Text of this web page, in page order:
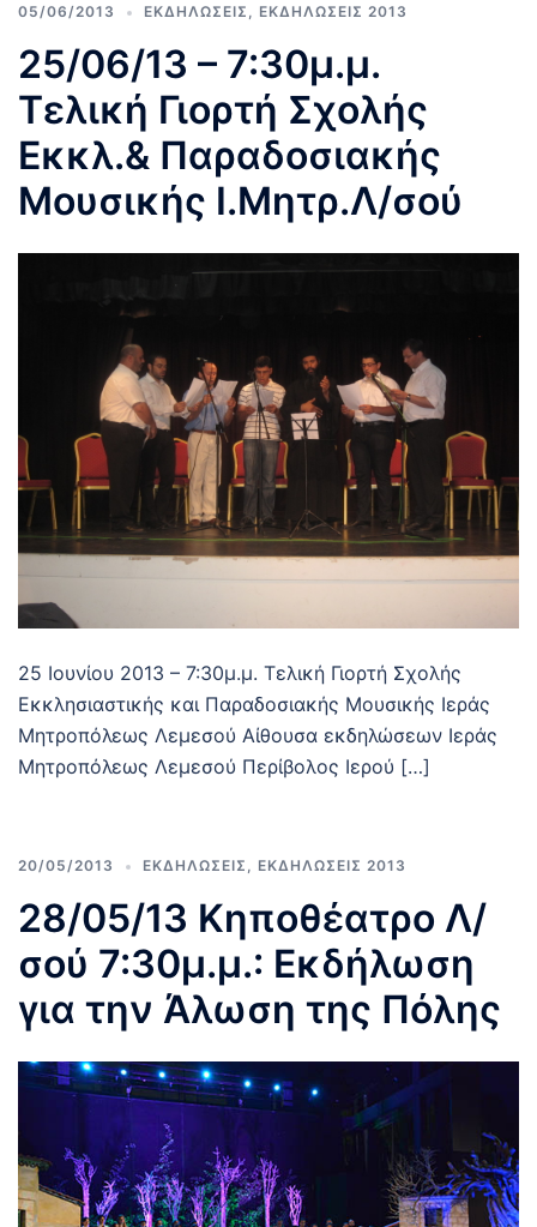
05/06/2013 ΕΚΔΗΛΩΣΕΙΣ ΕΚΔΗΛΩΣΕΙΣ 2013
25/06/13 – 7:30μ.μ.
Τελική Γιορτή Σχολής
Εκκλ.& Παραδοσιακής
Μουσικής Ι.Μητρ.Λ/σού
25 Ιουνίου 2013 – 7:30μ.μ. Τελική Γιορτή Σχολής
Εκκλησιαστικής και Παραδοσιακής Μουσικής Ιεράς
Μητροπόλεως Λεμεσού Αίθουσα εκδηλώσεων Ιεράς
Μητροπόλεως Λεμεσού Περίβολος Ιερού […]
20/05/2013 ΕΚΔΗΛΩΣΕΙΣ , ΕΚΔΗΛΩΣΕΙΣ 2013
28/05/13 Κηποθέατρο Λ/
σού 7:30μ.μ.: Εκδήλωση
για την Άλωση της Πόλης